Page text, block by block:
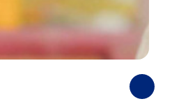
Photos
suivantes